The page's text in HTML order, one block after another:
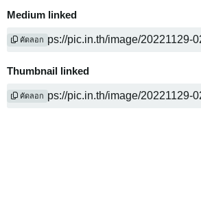
Medium linked
คัดลอก
Thumbnail linked
คัดลอก